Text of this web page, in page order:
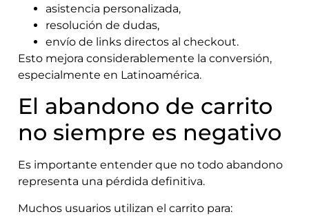
asistencia personalizada,
resolución de dudas,
envío de links directos al checkout.
Esto mejora considerablemente la conversión,
especialmente en Latinoamérica.
El abandono de carrito
no siempre es negativo
Es importante entender que no todo abandono
representa una pérdida definitiva.
Muchos usuarios utilizan el carrito para: